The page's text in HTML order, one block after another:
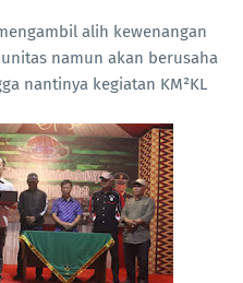
alih kewenangan
namun akan berusaha
nantinya kegiatan KM²KL